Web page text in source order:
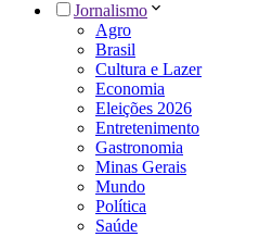
Jornalismo
Agro
Brasil
Cultura e Lazer
Economia
Eleições 2026
Entretenimento
Gastronomia
Minas Gerais
Mundo
Política
Saúde